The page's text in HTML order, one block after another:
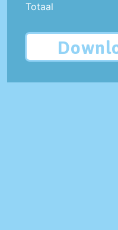
Totaal